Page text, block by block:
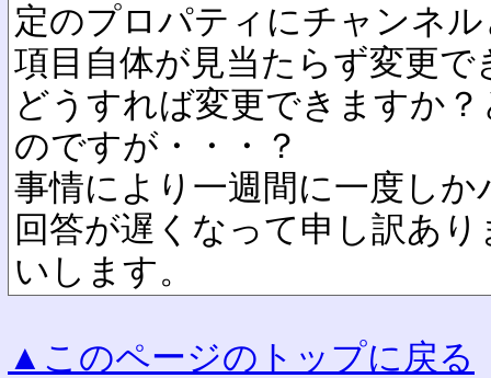
定のプロパティにチャンネ
項目自体が見当たらず変更で
どうすれば変更できますか
のですが・・・？
事情により一週間に一度し
回答が遅くなって申し訳あ
いします。
▲このページのトップに戻る